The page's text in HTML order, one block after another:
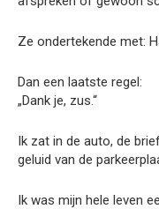
Ze ondertekende met:
Dan een laatste regel:
„Dank je, zus.“
Ik zat in de auto, de
geluid van de
Ik was mijn hele leven